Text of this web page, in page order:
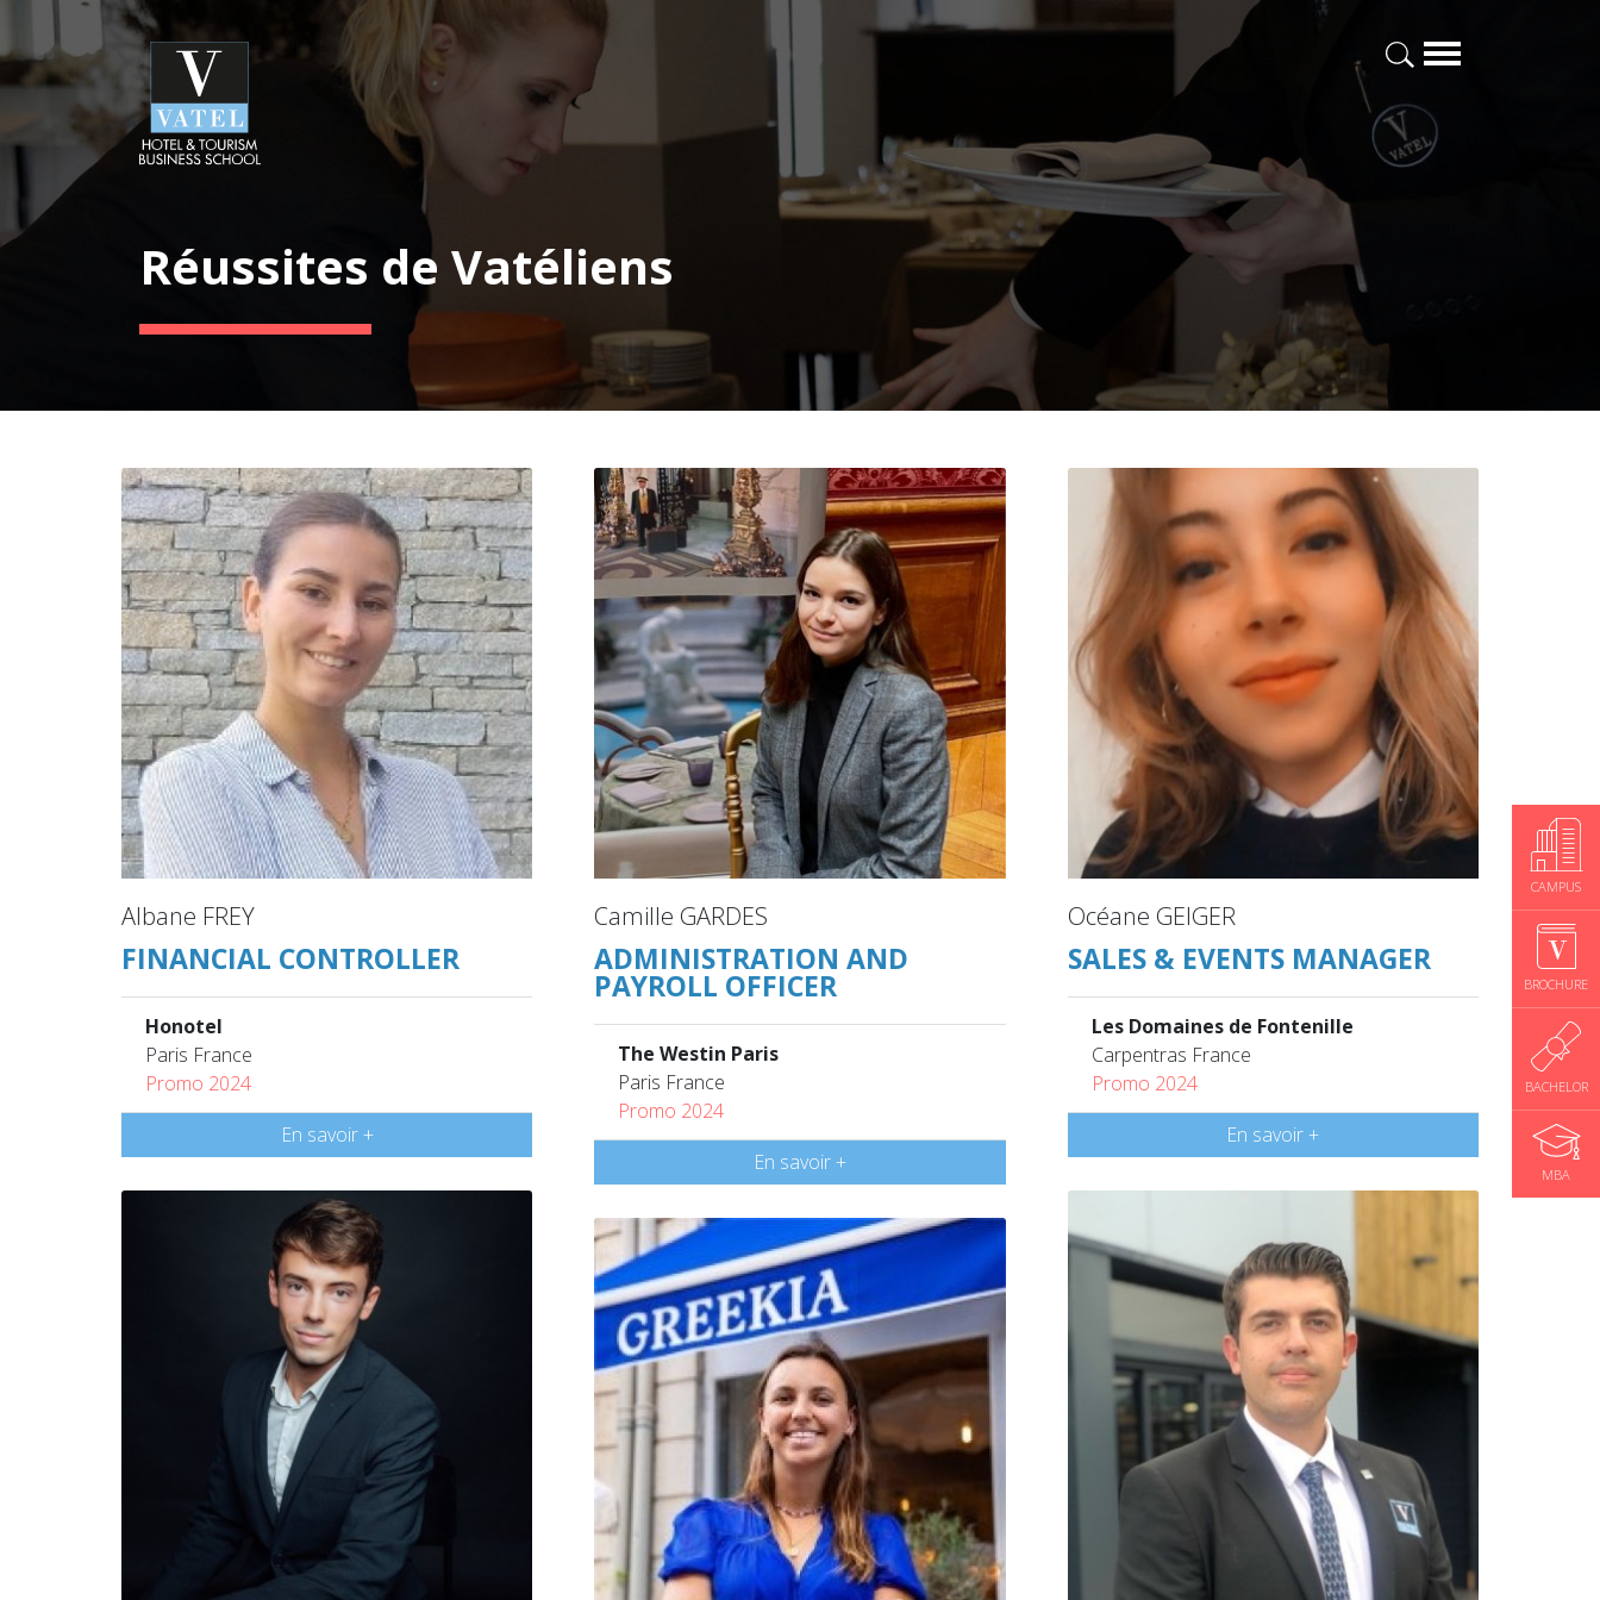
CAMPUS
BROCHURE
BACHELOR
MBA
Réussites de Vatéliens
Albane FREY
FINANCIAL CONTROLLER
Honotel
Paris France
Promo 2024
En savoir +
Camille GARDES
ADMINISTRATION AND
PAYROLL OFFICER
The Westin Paris
Paris France
Promo 2024
En savoir +
Océane GEIGER
SALES & EVENTS MANAGER
Les Domaines de Fontenille
Carpentras France
Promo 2024
En savoir +